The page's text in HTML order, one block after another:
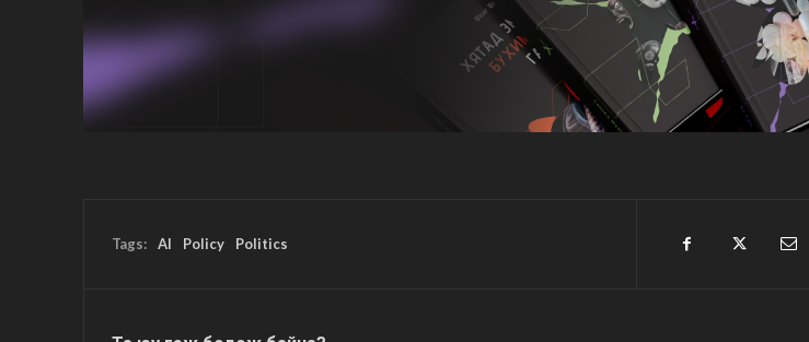
Tags: AI Policy Politics